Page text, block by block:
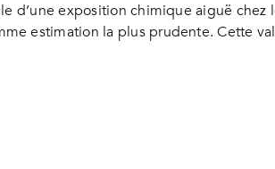
d’une exposition chimique aiguë chez
estimation la plus prudente. Cette